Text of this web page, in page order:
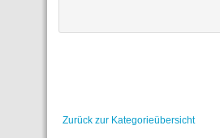
Zurück zur Kategorieübersicht